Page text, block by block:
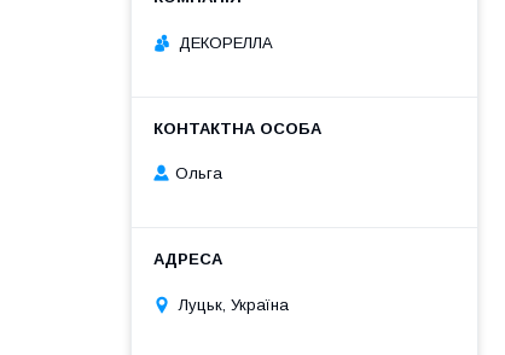
ДЕКОРЕЛЛА
Ольга
Луцьк, Україна